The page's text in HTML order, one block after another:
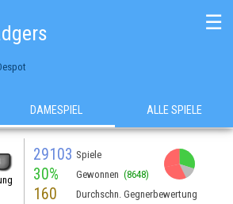
☰
DAMESPIEL ALLE SPIELE
29103 Spiele
30% Gewonnen (8648)
160 Durchschn. Gegnerbewertung